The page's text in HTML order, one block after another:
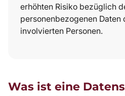
erhöhten Risiko bezüglich
personenbezogenen Daten
involvierten Personen.
Was ist eine